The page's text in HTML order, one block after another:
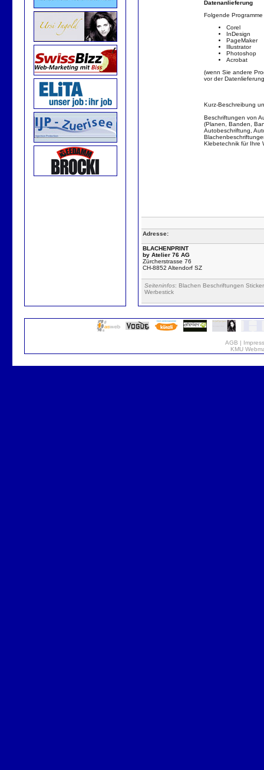
Datenanlieferung
Folgende
Corel
InDesign
PageMaker
Illustrator
Photoshop
Acrobat
(wenn Sie andere
vor der
Kurz-Beschreibung
Beschriftungen von
(Planen, Banden,
Autobeschriftung,
Klebetechnik für Ihre
Adresse:
BLACHENPRINT
by Atelier 76 AG
Zürcherstrasse 76
CH-8852 Altendorf SZ
Seiteninfos: Blachen Beschriftungen
Werbestick
AGB |
KMU